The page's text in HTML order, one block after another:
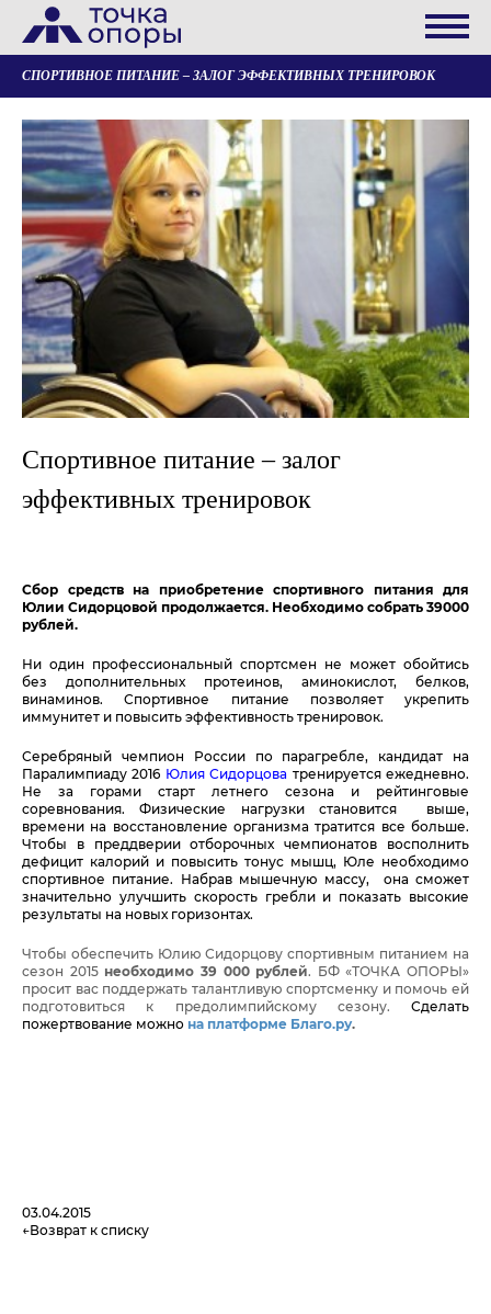
СПОРТИВНОЕ ПИТАНИЕ – ЗАЛОГ ЭФФЕКТИВНЫХ ТРЕНИРОВОК
Спортивное питание – залог
эффективных тренировок
Сбор средств на приобретение спортивного питания для
Юлии Сидорцовой продолжается. Необходимо собрать 39000
рублей.
Ни один профессиональный спортсмен не может обойтись
без дополнительных протеинов, аминокислот, белков,
винаминов. Спортивное питание позволяет укрепить
иммунитет и повысить эффективность тренировок.
Серебряный чемпион России по парагребле, кандидат на
Паралимпиаду 2016 Юлия Сидорцова тренируется ежедневно.
Не за горами старт летнего сезона и рейтинговые
соревнования. Физические нагрузки становится выше,
времени на восстановление организма тратится все больше.
Чтобы в преддверии отборочных чемпионатов восполнить
дефицит калорий и повысить тонус мышц, Юле необходимо
спортивное питание. Набрав мышечную массу, она сможет
значительно улучшить скорость гребли и показать высокие
результаты на новых горизонтах.
Чтобы обеспечить Юлию Сидорцову спортивным питанием на
сезон 2015 необходимо 39 000 рублей. БФ «ТОЧКА ОПОРЫ»
просит вас поддержать талантливую спортсменку и помочь ей
подготовиться к предолимпийскому сезону. Сделать
пожертвование можно на платформе Благо.ру.
03.04.2015
Возврат к списку